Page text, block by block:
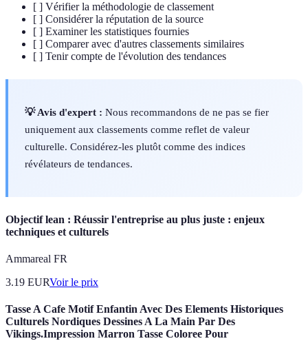
[ ] Vérifier la méthodologie de classement
[ ] Considérer la réputation de la source
[ ] Examiner les statistiques fournies
[ ] Comparer avec d'autres classements similaires
[ ] Tenir compte de l'évolution des tendances
💡 Avis d'expert : Nous recommandons de ne pas se fier
uniquement aux classements comme reflet de valeur
culturelle. Considérez-les plutôt comme des indices
révélateurs de tendances.
Objectif lean : Réussir l'entreprise au plus juste : enjeux
techniques et culturels
Ammareal FR
3.19 EURVoir le prix
Tasse A Cafe Motif Enfantin Avec Des Elements Historiques
Culturels Nordiques Dessines A La Main Par Des
Vikings.Impression Marron Tasse Coloree Pour